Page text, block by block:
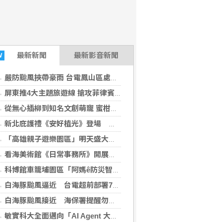
最新新聞 最新影音新聞
嚴防颱風挾帶豪雨 台電鳳山區處全面啟動各項防颱應變機制
屏東推4大主題旅遊線 搶攻菲律賓市場
從無心插柳到知名文創萌寵 蜜柑站長以全新主題參與2026臺灣文博會
新北庇護禮《安好植光》登場 療癒植栽兼具食用巧思
「高雄親子遊樂園區」明天盛大開幕 30多項設施暑假全面免費玩
看海美術館《日常事務所》開展 把職場與生活日常變成最好玩的藝術體驗
科博館車籠埔園區「阿媽ê防災智慧」特展 宣導面對災害重要觀念
白海豚颱風逼近 台電超前部署7215人力、3338輛車全台防颱
白海豚颱風接近 海保署提醒勿前往海邊活動 發現海洋廢棄物可透過MDCN通報
敏實科大全面邁向「AI Agent 大學」 每周抽籤即席分享讓數位助手落實日常